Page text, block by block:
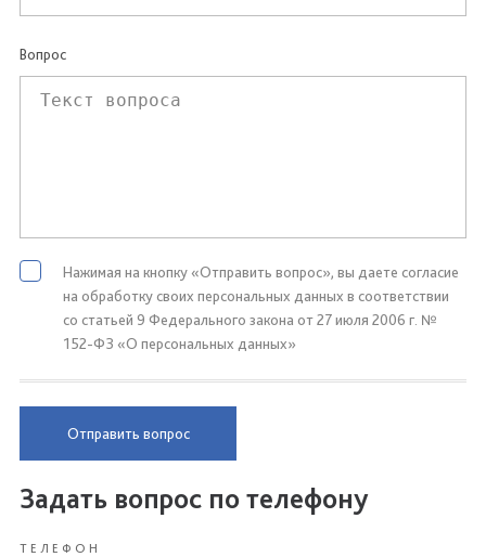
Вопрос
Нажимая на кнопку «Отправить вопрос», вы даете согласие
на обработку своих персональных данных в соответствии
со статьей 9 Федерального закона от 27 июля 2006 г. №
152-ФЗ «О персональных данных»
Отправить вопрос
Задать вопрос по телефону
ТЕЛЕФОН